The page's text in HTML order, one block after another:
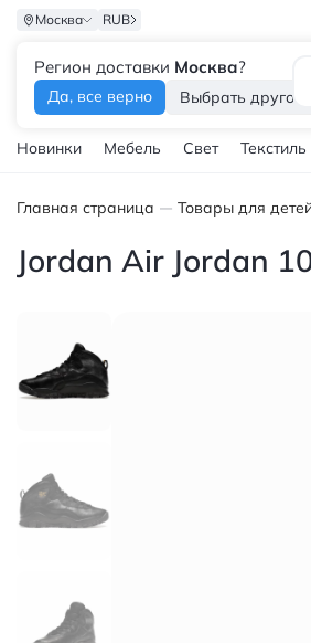
Москва
Регион доставки Москва?
Да, все верно Выбрать другой
RUB
Новинки Мебель Свет Текстиль
Главная страница Товары для
Jordan Air Jordan